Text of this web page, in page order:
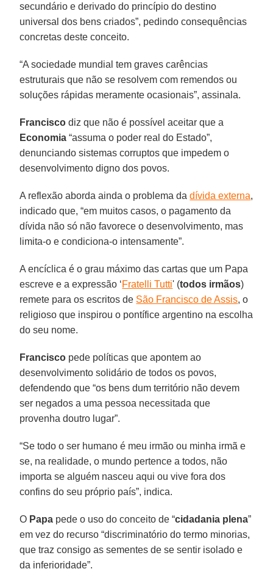
secundário e derivado do princípio do destino
universal dos bens criados”, pedindo consequências
concretas deste conceito.
“A sociedade mundial tem graves carências
estruturais que não se resolvem com remendos ou
soluções rápidas meramente ocasionais”, assinala.
Francisco diz que não é possível aceitar que a
Economia “assuma o poder real do Estado”,
denunciando sistemas corruptos que impedem o
desenvolvimento digno dos povos.
A reflexão aborda ainda o problema dadívida externa,
indicado que, “em muitos casos, o pagamento da
dívida não só não favorece o desenvolvimento, mas
limita-o e condiciona-o intensamente”.
A encíclica é o grau máximo das cartas que um Papa
escreve e a expressão ‘Fratelli Tutti' (todos irmãos)
remete para os escritos de São Francisco de Assis, o
religioso que inspirou o pontífice argentino na escolha
do seu nome.
Francisco pede políticas que apontem ao
desenvolvimento solidário de todos os povos,
defendendo que “os bens dum território não devem
ser negados a uma pessoa necessitada que
provenha doutro lugar”.
“Se todo o ser humano é meu irmão ou minha irmã e
se, na realidade, o mundo pertence a todos, não
importa se alguém nasceu aqui ou vive fora dos
confins do seu próprio país”, indica.
O Papa pede o uso do conceito de “cidadania plena”
em vez do recurso “discriminatório do termo minorias,
que traz consigo as sementes de se sentir isolado e
da inferioridade”.